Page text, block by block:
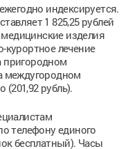
индексируется.
1 825,25 рублей
изделия
курортное лечение
пригородном
междугородном
(201,92 рубль).
телефону единого
бесплатный). Часы